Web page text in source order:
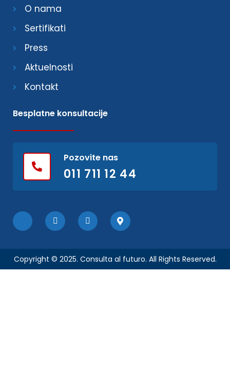
O nama
Sertifikati
Press
Aktuelnosti
Kontakt
Besplatne konsultacije
Pozovite nas
011 711 12 44
Copyright © 2025. Consulta al futuro. All Rights Reserved.